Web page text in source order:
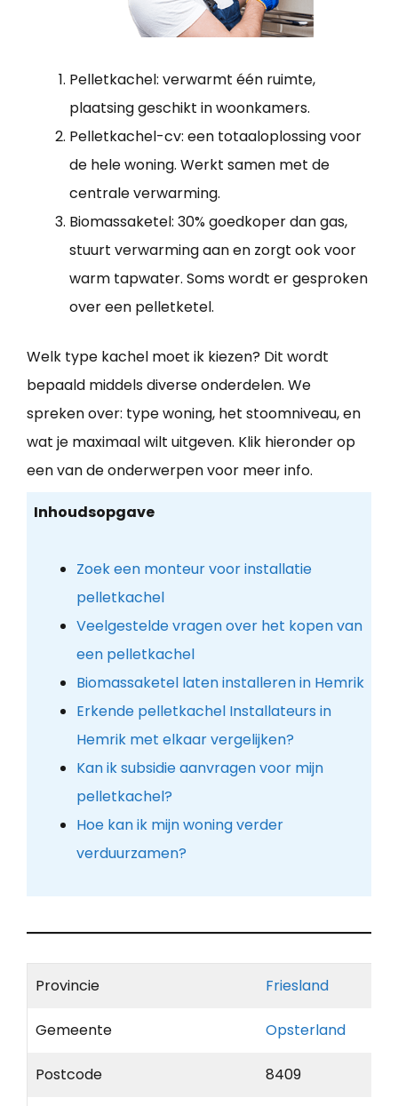
Pelletkachel: verwarmt één ruimte,
plaatsing geschikt in woonkamers.
Pelletkachel-cv: een totaaloplossing voor
de hele woning. Werkt samen met de
centrale verwarming.
Biomassaketel: 30% goedkoper dan gas,
stuurt verwarming aan en zorgt ook voor
warm tapwater. Soms wordt er gesproken
over een pelletketel.
Welk type kachel moet ik kiezen? Dit wordt
bepaald middels diverse onderdelen. We
spreken over: type woning, het stoomniveau, en
wat je maximaal wilt uitgeven. Klik hieronder op
een van de onderwerpen voor meer info.
Inhoudsopgave
Zoek een monteur voor installatie
pelletkachel
Veelgestelde vragen over het kopen van
een pelletkachel
Biomassaketel laten installeren in Hemrik
Erkende pelletkachel Installateurs in
Hemrik met elkaar vergelijken?
Kan ik subsidie aanvragen voor mijn
pelletkachel?
Hoe kan ik mijn woning verder
verduurzamen?
Provincie Friesland
Gemeente Opsterland
Postcode 8409